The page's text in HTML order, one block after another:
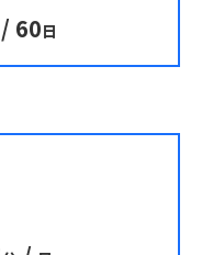
/ 60日